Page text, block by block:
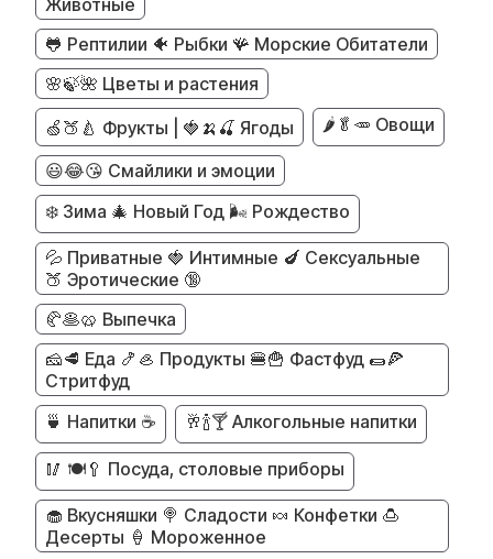
Животные
🐸 Рептилии 🐠 Рыбки 🪸 Морские Обитатели
🌸🍃🌺 Цветы и растения
🍏🍑🍐 Фрукты | 🍓🍌🍒 Ягоды
🌶️🥬🥕 Овощи
😃😂😘 Смайлики и эмоции
❄️ Зима 🎄 Новый Год 🌬️ Рождество
💦 Приватные 🍓 Интимные 🍆 Сексуальные
🍑 Эротические 🔞
🥐🥞🥨 Выпечка
🧀🥩 Еда 🍤🦪 Продукты 🍔🍟 Фастфуд 🌯🍕
Стритфуд
🍵 Напитки ☕
🥂🍾🍸 Алкогольные напитки
🥢 🍽️🥄 Посуда, столовые приборы
🧁 Вкусняшки 🍭 Сладости 🍬 Конфетки 🍮
Десерты 🍦 Мороженное